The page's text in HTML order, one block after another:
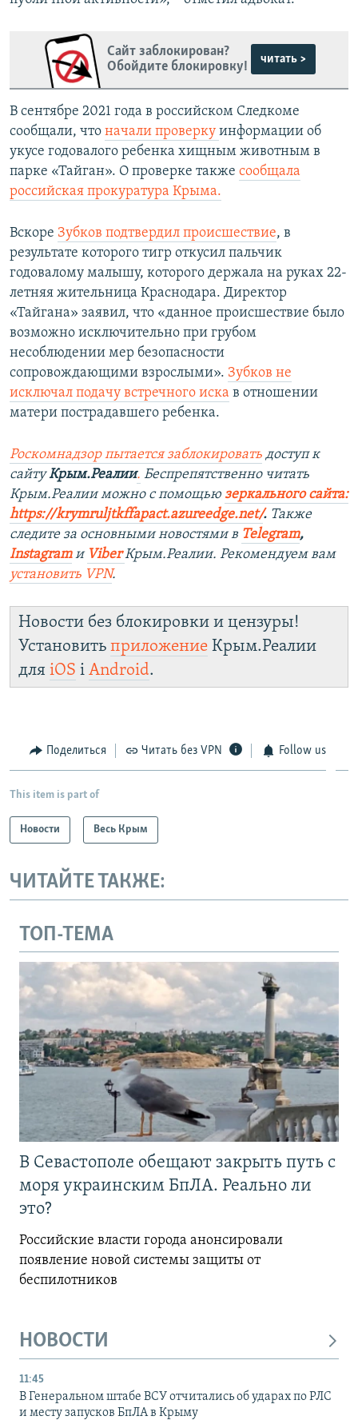
Сайт заблокирован?
Обойдите блокировку!
читать >
В сентябре 2021 года в российском Следкоме
сообщали, что начали проверку информации об
укусе годовалого ребенка хищным животным в
парке «Тайган». О проверке также сообщала
российская прокуратура Крыма.
Вскоре Зубков подтвердил происшествие, в
результате которого тигр откусил пальчик
годовалому малышу, которого держала на руках 22-
летняя жительница Краснодара. Директор
«Тайгана» заявил, что «данное происшествие было
возможно исключительно при грубом
несоблюдении мер безопасности
сопровождающими взрослыми». Зубков не
исключал подачу встречного иска в отношении
матери пострадавшего ребенка.
Роскомнадзор пытается заблокировать доступ к
сайтуКрым.Реалии. Беспрепятственно читать
Крым.Реалии можно с помощью зеркального сайта:
https://krymruljtkffapact.azureedge.net/. Также
следите за основными новостями в Telegram,
Instagramи ViberКрым.Реалии. Рекомендуем вам
установить VPN.
Новости без блокировки и цензуры!
Установить приложение Крым.Реалии
для iOS і Android.
Поделиться Читать без VPN Follow us
This item is part of
Новости Весь Крым
ЧИТАЙТЕ ТАКЖЕ:
ТОП-ТЕМА
В Севастополе обещают закрыть путь с
моря украинским БпЛА. Реально ли
это?
Российские власти города анонсировали
появление новой системы защиты от
беспилотников
НОВОСТИ
11:45
В Генеральном штабе ВСУ отчитались об ударах по РЛС
и месту запусков БпЛА в Крыму